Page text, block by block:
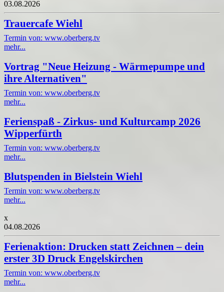
03.08.2026
Trauercafe Wiehl
Termin von: www.oberberg.tv
mehr...
Vortrag "Neue Heizung - Wärmepumpe und
ihre Alternativen"
Termin von: www.oberberg.tv
mehr...
Ferienspaß - Zirkus- und Kulturcamp 2026
Wipperfürth
Termin von: www.oberberg.tv
mehr...
Blutspenden in Bielstein Wiehl
Termin von: www.oberberg.tv
mehr...
x
04.08.2026
Ferienaktion: Drucken statt Zeichnen – dein
erster 3D Druck Engelskirchen
Termin von: www.oberberg.tv
mehr...